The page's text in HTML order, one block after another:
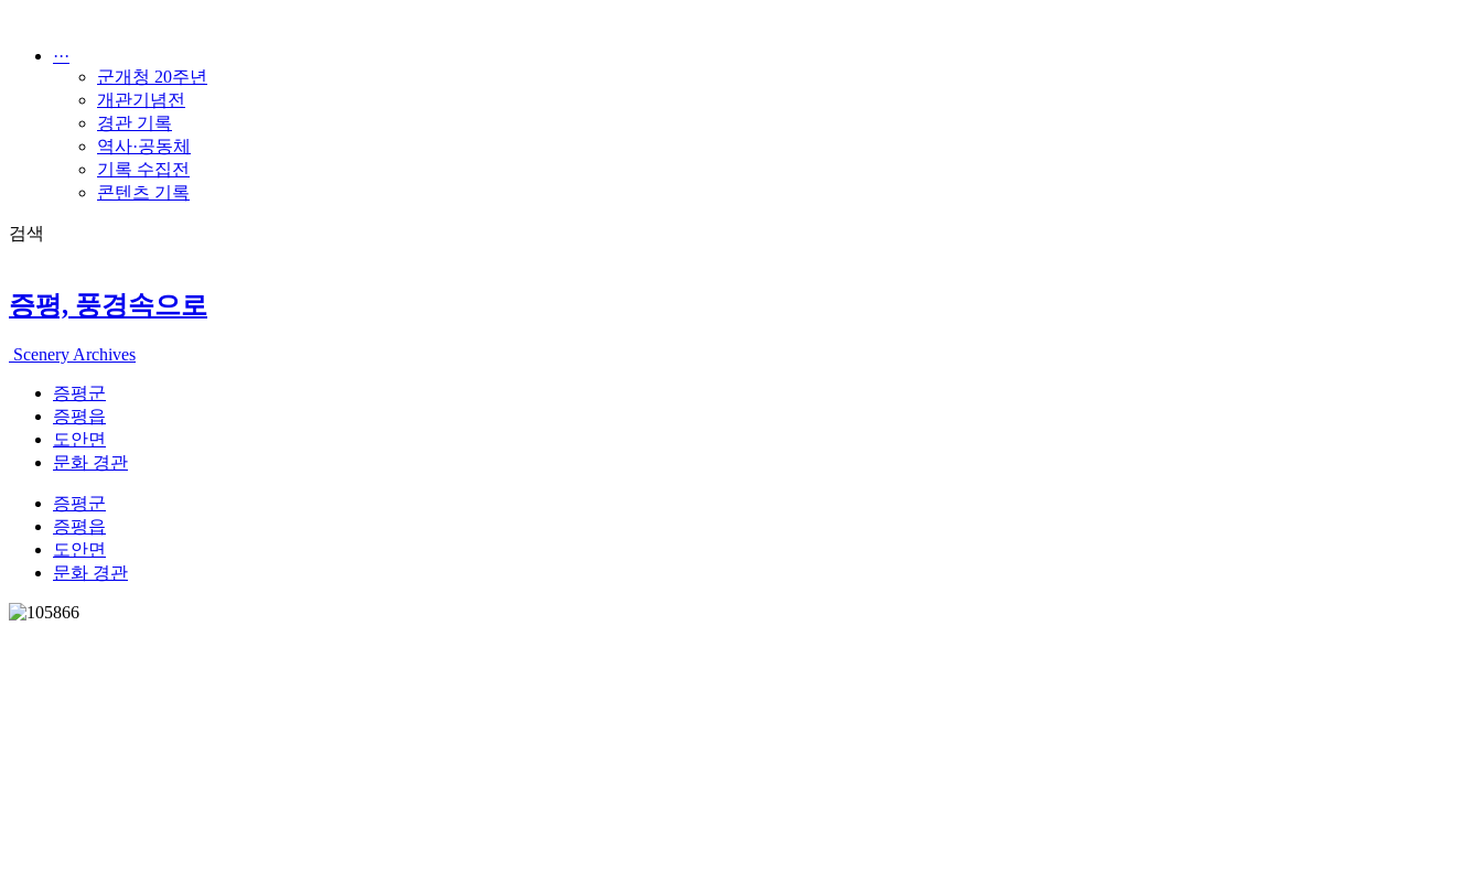
···
군개청 20주년
개관기념전
경관 기록
역사·공동체
기록 수집전
콘텐츠 기록
검색
증평, 풍경속으로
Scenery Archives
증평군
증평읍
도안면
문화 경관
증평군
증평읍
도안면
문화 경관